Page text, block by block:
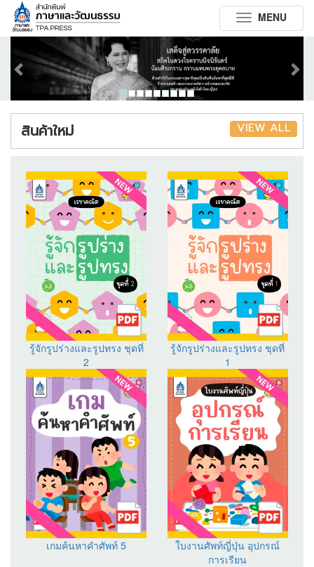
Toggle
navigation
MENU
Previous
สินค้าใหม่ VIEW ALL
รู้จักรูปร่างและรูปทรง ชุดที่
2
รู้จักรูปร่างและรูปทรง ชุดที่
1
เกมค้นหาคำศัพท์ 5
ใบงานศัพท์ญี่ปุ่น อุปกรณ์
การเรียน